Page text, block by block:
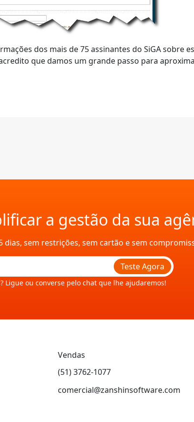
dos mais de 75 assinantes do SiGA sobre
que damos um grande passo para
a gestão da sua
sem restrições, sem cartão e sem
Teste Agora
Ligue ou converse pelo chat que lhe ajudaremos!
Vendas
(51) 3762-1077
comercial@zanshinsoftware.com